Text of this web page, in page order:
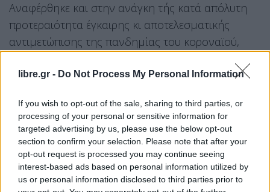
libre.gr - Do Not Process My Personal Information
If you wish to opt-out of the sale, sharing to third parties, or
processing of your personal or sensitive information for
targeted advertising by us, please use the below opt-out
section to confirm your selection. Please note that after your
opt-out request is processed you may continue seeing
interest-based ads based on personal information utilized by
us or personal information disclosed to third parties prior to
Αναφέρθηκε και στην ανάγκη τής κατά απόλυτη
προτεραιότητα έγκαιρης κι αποτελεσματικής
αντιμετώπισης της πανδημίας του κοροναϊού,
ηλικιωμένους συμπολίτες μας, να μην ενσπείρει
υγείας και με διάρρηξη τον κοινωνικό ιστό,
επιφέροντας παράλληλα μεγάλο πλήγμα στην
οικονομία της χώρας». Στάθηκε ιδιαίτερα στην
υποχρέωση συμμόρφωσης του συνόλου του
πληθυσμού στις υποδείξεις των αρμόδιων φορέων